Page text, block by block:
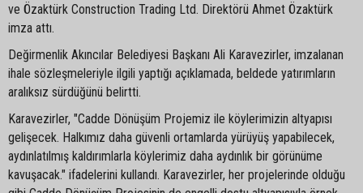
ve Özaktürk Construction Trading Ltd. Direktörü Ahmet Özaktürk
imza attı.
Değirmenlik Akıncılar Belediyesi Başkanı Ali Karavezirler, imzalanan
ihale sözleşmeleriyle ilgili yaptığı açıklamada, beldede yatırımların
aralıksız sürdüğünü belirtti.
Karavezirler, "Cadde Dönüşüm Projemiz ile köylerimizin altyapısı
gelişecek. Halkımız daha güvenli ortamlarda yürüyüş yapabilecek,
aydınlatılmış kaldırımlarla köylerimiz daha aydınlık bir görünüme
kavuşacak." ifadelerini kullandı. Karavezirler, her projelerinde olduğu